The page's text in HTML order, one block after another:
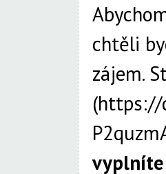
chtěli
zájem.
(https://